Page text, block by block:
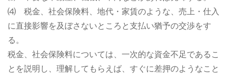
⑷ 税金、社会保険料、地代・家賃のような、売上・仕入
に直接影響を及ぼさないところと支払い猶予の交渉をす
る。
税金、社会保険料については、一次的な資金不足であるこ
とを説明し、理解してもらえば、すぐに差押のようなこと